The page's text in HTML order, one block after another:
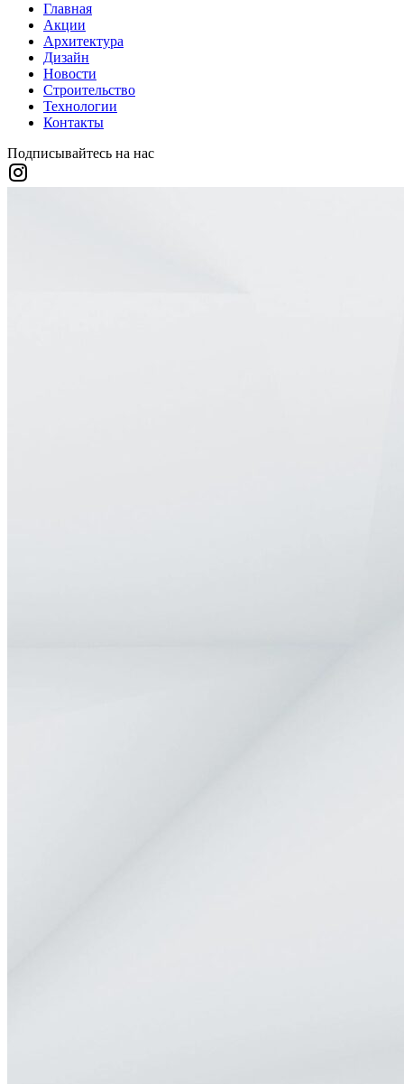
Главная
Акции
Архитектура
Дизайн
Новости
Строительство
Технологии
Контакты
Подписывайтесь на нас